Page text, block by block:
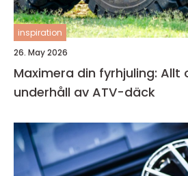
inspiration
26. May 2026
Maximera din fyrhjuling: Allt
underhåll av ATV-däck